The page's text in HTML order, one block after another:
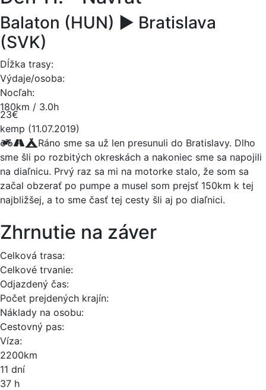
Balaton (HUN) ► Bratislava
(SVK)
Dĺžka trasy:
Výdaje/osoba:
Nocľah:
180km / 3.0h
23€
kemp (11.07.2019)
Ráno sme sa už len presunuli do Bratislavy. Dlho
sme šli po rozbitých okreskách a nakoniec sme sa napojili
na diaľnicu. Prvý raz sa mi na motorke stalo, že som sa
začal obzerať po pumpe a musel som prejsť 150km k tej
najbližšej, a to sme časť tej cesty šli aj po diaľnici.
Zhrnutie na záver
Celková trasa:
Celkové trvanie:
Odjazdený čas:
Počet prejdených krajín:
Náklady na osobu:
Cestovný pas:
Víza:
2200km
11 dní
37 h